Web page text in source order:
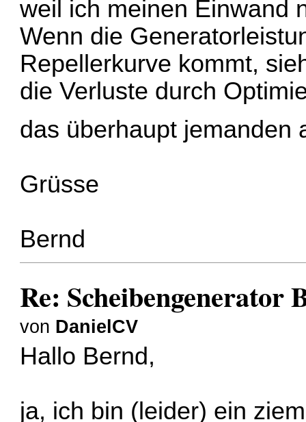
weil ich meinen Einwand
Wenn die
Repellerkurve kommt,
die Verluste durch
das überhaupt jemanden
Grüsse
Bernd
Re: Scheibengenerator
von DanielCV
Hallo Bernd,
ja, ich bin (leider) ein